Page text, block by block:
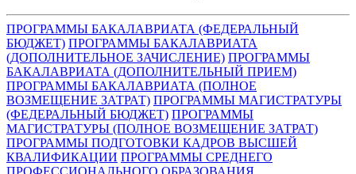
ПРОГРАММЫ БАКАЛАВРИАТА (ФЕДЕРАЛЬНЫЙ
БЮДЖЕТ) ПРОГРАММЫ БАКАЛАВРИАТА
(ДОПОЛНИТЕЛЬНОЕ ЗАЧИСЛЕНИЕ) ПРОГРАММЫ
БАКАЛАВРИАТА (ДОПОЛНИТЕЛЬНЫЙ ПРИЕМ)
ПРОГРАММЫ БАКАЛАВРИАТА (ПОЛНОЕ
ВОЗМЕЩЕНИЕ ЗАТРАТ) ПРОГРАММЫ МАГИСТРАТУРЫ
(ФЕДЕРАЛЬНЫЙ БЮДЖЕТ) ПРОГРАММЫ
МАГИСТРАТУРЫ (ПОЛНОЕ ВОЗМЕЩЕНИЕ ЗАТРАТ)
ПРОГРАММЫ ПОДГОТОВКИ КАДРОВ ВЫСШЕЙ
КВАЛИФИКАЦИИ ПРОГРАММЫ СРЕДНЕГО
ПРОФЕССИОНАЛЬНОГО ОБРАЗОВАНИЯ